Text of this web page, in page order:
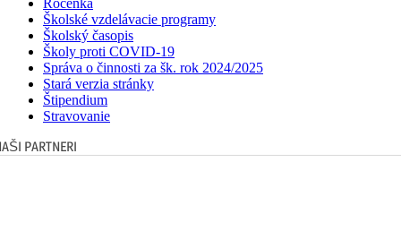
Ročenka
Školské vzdelávacie programy
Školský časopis
Školy proti COVID-19
Správa o činnosti za šk. rok 2024/2025
Stará verzia stránky
Štipendium
Stravovanie